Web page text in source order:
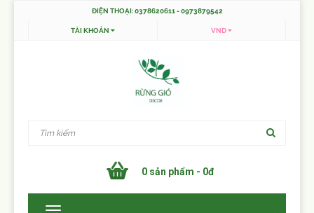
ĐIỆN THOẠI: 0378620611 - 0973879542
TÀI KHOẢN
VND
0 sản phẩm - 0đ